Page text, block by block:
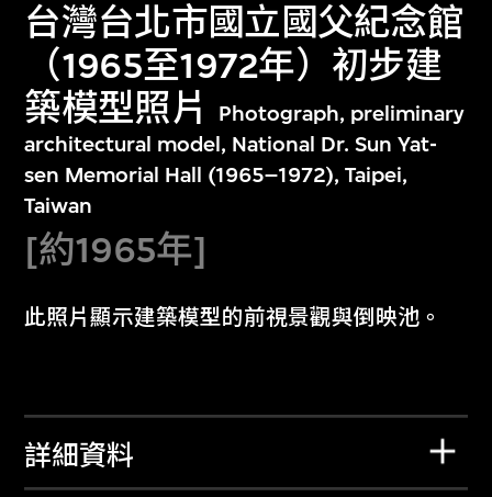
台灣台北市國立國父紀念館
（1965至1972年）初步建
築模型照片
Photograph, preliminary
architectural model, National Dr. Sun Yat-
sen Memorial Hall (1965–1972), Taipei,
Taiwan
[約1965年]
此照片顯示建築模型的前視景觀與倒映池。
詳細資料